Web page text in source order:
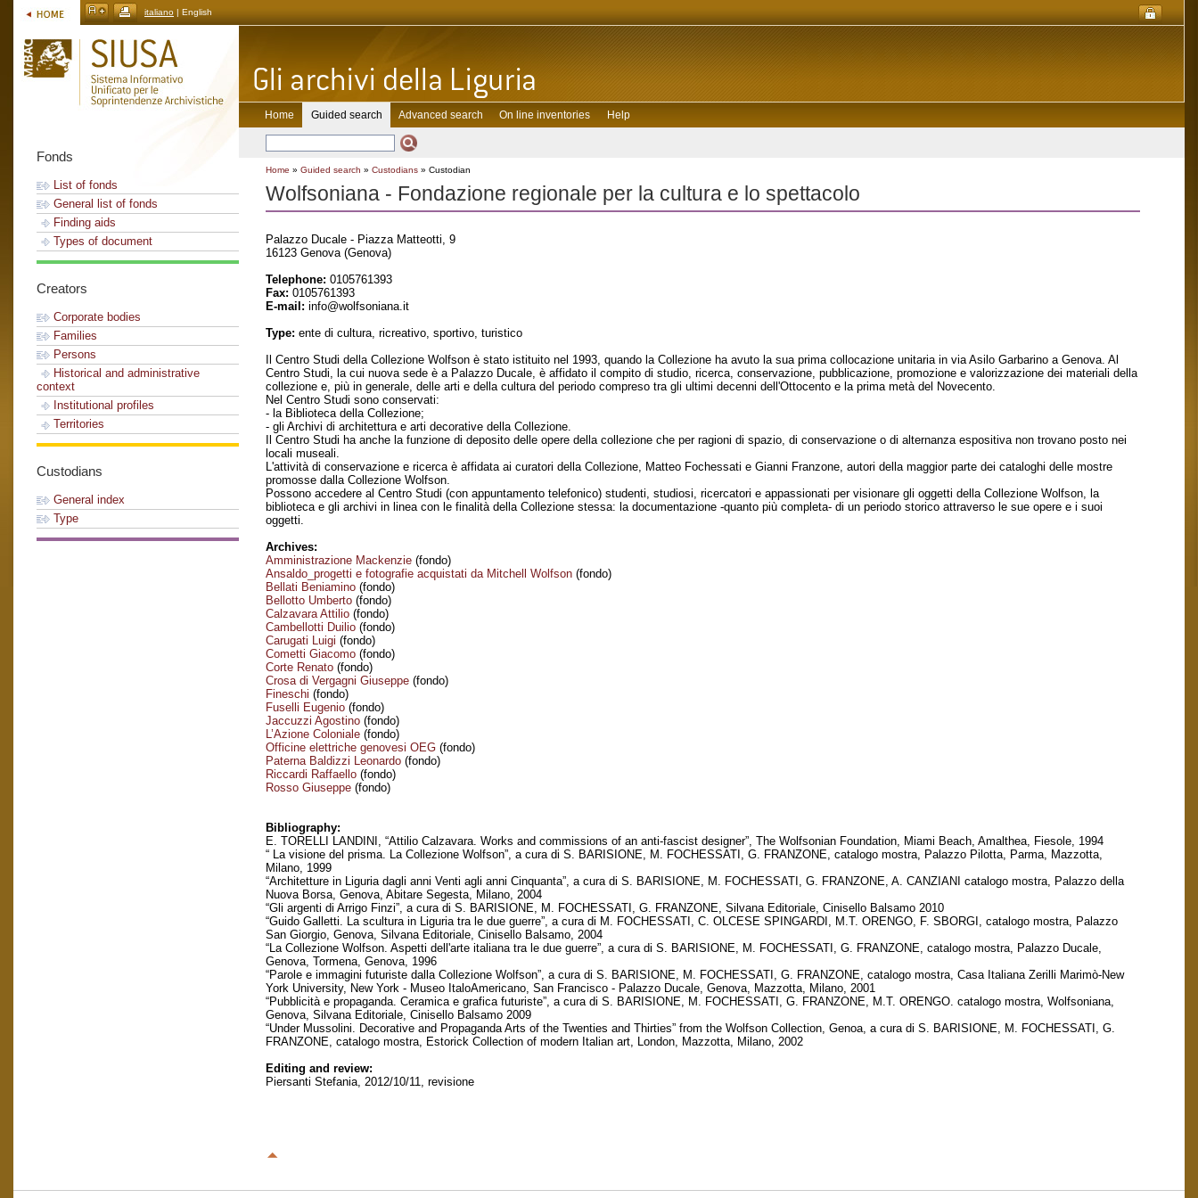
italiano | English
Fonds
List of fonds
General list of fonds
Finding aids
Types of document
Creators
Corporate bodies
Families
Persons
Historical and administrative
context
Institutional profiles
Territories
Custodians
General index
Type
Home Guided search Advanced search On line inventories Help
Home » Guided search » Custodians » Custodian
Wolfsoniana - Fondazione regionale per la cultura e lo spettacolo
Palazzo Ducale - Piazza Matteotti, 9
16123 Genova (Genova)
Telephone: 0105761393
Fax: 0105761393
E-mail: info@wolfsoniana.it
Type: ente di cultura, ricreativo, sportivo, turistico
Il Centro Studi della Collezione Wolfson è stato istituito nel 1993, quando la Collezione ha avuto la sua prima collocazione unitaria in via Asilo Garbarino a Genova. Al
Centro Studi, la cui nuova sede è a Palazzo Ducale, è affidato il compito di studio, ricerca, conservazione, pubblicazione, promozione e valorizzazione dei materiali della
collezione e, più in generale, delle arti e della cultura del periodo compreso tra gli ultimi decenni dell'Ottocento e la prima metà del Novecento.
Nel Centro Studi sono conservati:
- la Biblioteca della Collezione;
- gli Archivi di architettura e arti decorative della Collezione.
Il Centro Studi ha anche la funzione di deposito delle opere della collezione che per ragioni di spazio, di conservazione o di alternanza espositiva non trovano posto nei
locali museali.
L'attività di conservazione e ricerca è affidata ai curatori della Collezione, Matteo Fochessati e Gianni Franzone, autori della maggior parte dei cataloghi delle mostre
promosse dalla Collezione Wolfson.
Possono accedere al Centro Studi (con appuntamento telefonico) studenti, studiosi, ricercatori e appassionati per visionare gli oggetti della Collezione Wolfson, la
biblioteca e gli archivi in linea con le finalità della Collezione stessa: la documentazione -quanto più completa- di un periodo storico attraverso le sue opere e i suoi
oggetti.
Archives:
Amministrazione Mackenzie (fondo)
Ansaldo_progetti e fotografie acquistati da Mitchell Wolfson (fondo)
Bellati Beniamino (fondo)
Bellotto Umberto (fondo)
Calzavara Attilio (fondo)
Cambellotti Duilio (fondo)
Carugati Luigi (fondo)
Cometti Giacomo (fondo)
Corte Renato (fondo)
Crosa di Vergagni Giuseppe (fondo)
Fineschi (fondo)
Fuselli Eugenio (fondo)
Jaccuzzi Agostino (fondo)
L’Azione Coloniale (fondo)
Officine elettriche genovesi OEG (fondo)
Paterna Baldizzi Leonardo (fondo)
Riccardi Raffaello (fondo)
Rosso Giuseppe (fondo)
Bibliography:
E. TORELLI LANDINI, “Attilio Calzavara. Works and commissions of an anti-fascist designer”, The Wolfsonian Foundation, Miami Beach, Amalthea, Fiesole, 1994
“ La visione del prisma. La Collezione Wolfson”, a cura di S. BARISIONE, M. FOCHESSATI, G. FRANZONE, catalogo mostra, Palazzo Pilotta, Parma, Mazzotta,
Milano, 1999
“Architetture in Liguria dagli anni Venti agli anni Cinquanta”, a cura di S. BARISIONE, M. FOCHESSATI, G. FRANZONE, A. CANZIANI catalogo mostra, Palazzo della
Nuova Borsa, Genova, Abitare Segesta, Milano, 2004
“Gli argenti di Arrigo Finzi”, a cura di S. BARISIONE, M. FOCHESSATI, G. FRANZONE, Silvana Editoriale, Cinisello Balsamo 2010
“Guido Galletti. La scultura in Liguria tra le due guerre”, a cura di M. FOCHESSATI, C. OLCESE SPINGARDI, M.T. ORENGO, F. SBORGI, catalogo mostra, Palazzo
San Giorgio, Genova, Silvana Editoriale, Cinisello Balsamo, 2004
“La Collezione Wolfson. Aspetti dell'arte italiana tra le due guerre”, a cura di S. BARISIONE, M. FOCHESSATI, G. FRANZONE, catalogo mostra, Palazzo Ducale,
Genova, Tormena, Genova, 1996
“Parole e immagini futuriste dalla Collezione Wolfson”, a cura di S. BARISIONE, M. FOCHESSATI, G. FRANZONE, catalogo mostra, Casa Italiana Zerilli Marimò-New
York University, New York - Museo ItaloAmericano, San Francisco - Palazzo Ducale, Genova, Mazzotta, Milano, 2001
“Pubblicità e propaganda. Ceramica e grafica futuriste”, a cura di S. BARISIONE, M. FOCHESSATI, G. FRANZONE, M.T. ORENGO. catalogo mostra, Wolfsoniana,
Genova, Silvana Editoriale, Cinisello Balsamo 2009
“Under Mussolini. Decorative and Propaganda Arts of the Twenties and Thirties” from the Wolfson Collection, Genoa, a cura di S. BARISIONE, M. FOCHESSATI, G.
FRANZONE, catalogo mostra, Estorick Collection of modern Italian art, London, Mazzotta, Milano, 2002
Editing and review:
Piersanti Stefania, 2012/10/11, revisione